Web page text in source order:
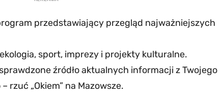
przedstawiający przegląd najważniejszych
sport, imprezy i projekty kulturalne.
źródło aktualnych informacji z Twojego
rzuć „Okiem” na Mazowsze.